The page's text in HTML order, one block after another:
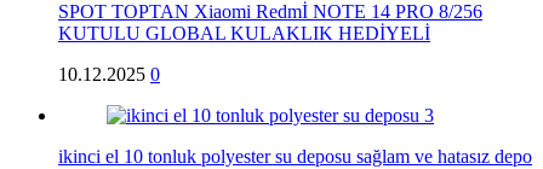
SPOT TOPTAN Xiaomi Redmİ NOTE 14 PRO 8/256
KUTULU GLOBAL KULAKLIK HEDİYELİ
10.12.2025 0
ikinci el 10 tonluk polyester su deposu sağlam ve hatasız depo